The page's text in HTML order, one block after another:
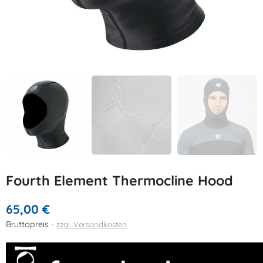
Fourth Element Thermocline Hood
65,00 €
Bruttopreis zzgl. Versandkosten